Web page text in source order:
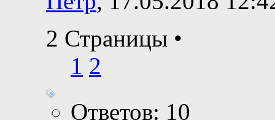
2 Страницы •
1 2
Ответов: 10